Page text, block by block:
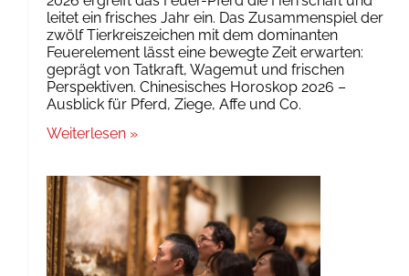
leitet ein frisches Jahr ein. Das Zusammenspiel der
zwölf Tierkreiszeichen mit dem dominanten
Feuerelement lässt eine bewegte Zeit erwarten:
geprägt von Tatkraft, Wagemut und frischen
Perspektiven. Chinesisches Horoskop 2026 –
Ausblick für Pferd, Ziege, Affe und Co.
Weiterlesen »